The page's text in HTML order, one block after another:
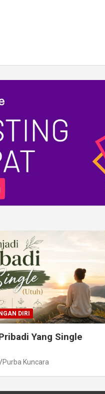
DIRI
Yang Single
Purba Kuncara